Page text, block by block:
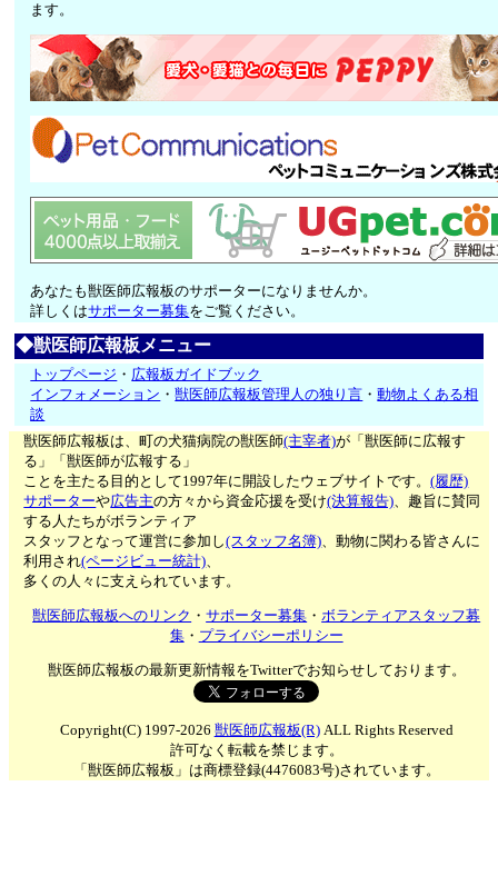
ます。
あなたも獣医師広報板のサポーターになりませんか。
詳しくはサポーター募集をご覧ください。
◆獣医師広報板メニュー
トップページ ・ 広報板ガイドブック
インフォメーション ・獣医師広報板管理人の独り言 ・動物よくある相
談
獣医師広報板は、町の犬猫病院の獣医師(主宰者)が「獣医師に広報す
る」「獣医師が広報する」
ことを主たる目的として1997年に開設したウェブサイトです。(履歴)
サポーターや広告主の方々から資金応援を受け(決算報告)、趣旨に賛同
する人たちがボランティア
スタッフとなって運営に参加し(スタッフ名簿)、動物に関わる皆さんに
利用され(ページビュー統計)、
多くの人々に支えられています。
獣医師広報板へのリンク ・サポーター募集 ・ボランティアスタッフ募
集・ プライバシーポリシー
獣医師広報板の最新更新情報をTwitterでお知らせしております。
Copyright(C) 1997-2026 獣医師広報板(R)ALL Rights Reserved
許可なく転載を禁じます。
「獣医師広報板」は商標登録(4476083号)されています。